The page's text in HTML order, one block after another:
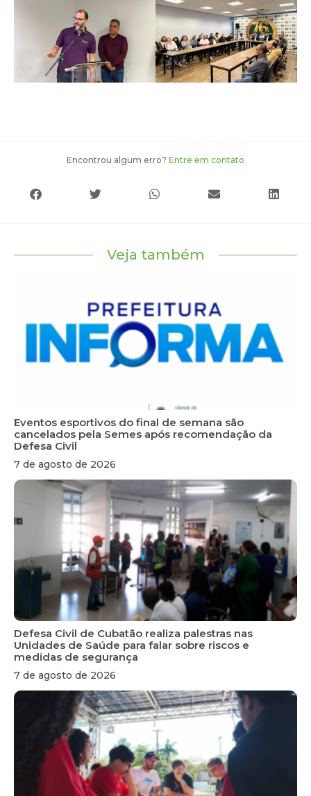
Encontrou algum erro? Entre em contato
Veja também
Eventos esportivos do final de semana são
cancelados pela Semes após recomendação da
Defesa Civil
7 de agosto de 2026
Defesa Civil de Cubatão realiza palestras nas
Unidades de Saúde para falar sobre riscos e
medidas de segurança
7 de agosto de 2026